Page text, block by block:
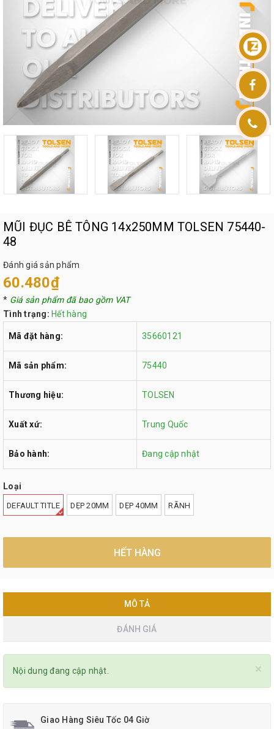
MŨI ĐỤC BÊ TÔNG 14x250MM TOLSEN 75440-
48
Đánh giá sản phẩm
60.480₫
* Giá sản phẩm đã bao gồm VAT
Tình trạng: Hết hàng
Mã đặt hàng: 35660121
Mã sản phẩm: 75440
Thương hiệu: TOLSEN
Xuất xứ: Trung Quốc
Bảo hành: Đang cập nhật
Loại
DEFAULT TITLE DẸP 20MM DẸP 40MM RÃNH
HẾT HÀNG
MÔ TẢ
ĐÁNH GIÁ
×
Nội dung đang cập nhật.
Giao Hàng Siêu Tốc 04 Giờ